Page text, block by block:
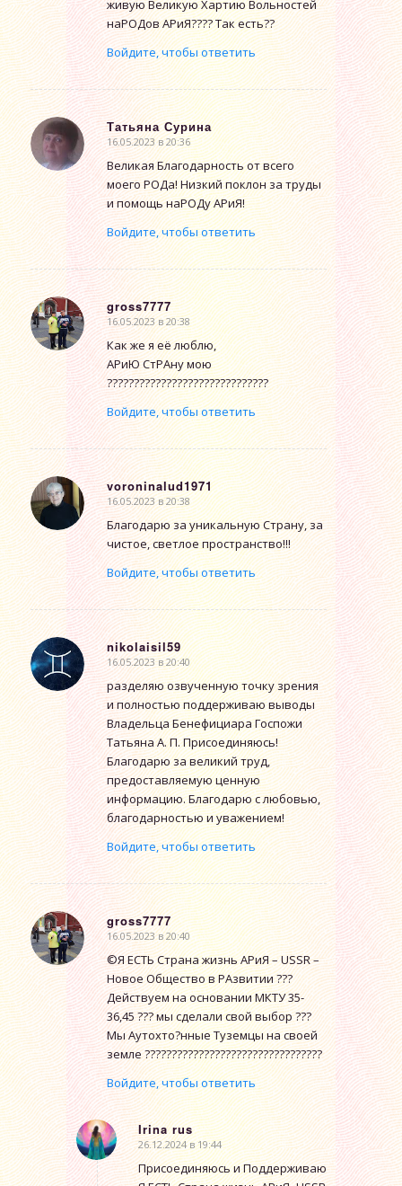
живую Великую Хартию Вольностей
наРОДов АРиЯ???? Так есть??
Войдите, чтобы ответить
Татьяна Сурина
говорит:
16.05.2023 в 20:36
Великая Благодарность от всего
моего РОДа! Низкий поклон за труды
и помощь наРОДу АРиЯ!
Войдите, чтобы ответить
gross7777
говорит:
16.05.2023 в 20:38
Как же я её люблю,
АРиЮ СтРАну мою
??????????????????????????????
Войдите, чтобы ответить
voroninalud1971
говорит:
16.05.2023 в 20:38
Благодарю за уникальную Страну, за
чистое, светлое пространство!!!
Войдите, чтобы ответить
nikolaisil59
говорит:
16.05.2023 в 20:40
разделяю озвученную точку зрения
и полностью поддерживаю выводы
Владельца Бенефициара Госпожи
Татьяна А. П. Присоединяюсь!
Благодарю за великий труд,
предоставляемую ценную
информацию. Благодарю с любовью,
благодарностью и уважением!
Войдите, чтобы ответить
gross7777
говорит:
16.05.2023 в 20:40
©Я ЕСТЬ Страна жизнь АРиЯ – USSR –
Новое Общество в РАзвитии ???
Действуем на основании МКТУ 35-
36,45 ??? мы сделали свой выбор ???
Мы Аутохто?нные Туземцы на своей
земле ?????????????????????????????????
Войдите, чтобы ответить
Irina rus
говорит:
26.12.2024 в 19:44
Присоединяюсь и Поддерживаю